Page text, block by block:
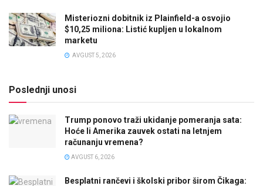
Misteriozni dobitnik iz Plainfield-a osvojio
$10,25 miliona: Listić kupljen u lokalnom
marketu
AVGUST 5, 2026
Poslednji unosi
Trump ponovo traži ukidanje pomeranja sata:
Hoće li Amerika zauvek ostati na letnjem
računanju vremena?
AVGUST 6, 2026
Besplatni rančevi i školski pribor širom Čikaga: